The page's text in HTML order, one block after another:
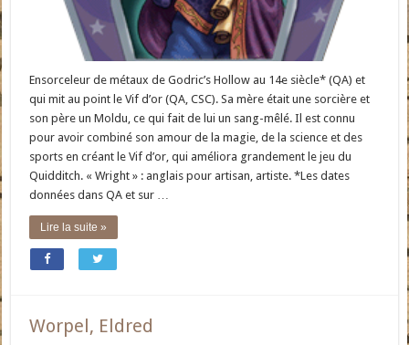
Ensorceleur de métaux de Godric’s Hollow au 14e siècle* (QA) et
qui mit au point le Vif d’or (QA, CSC). Sa mère était une sorcière et
son père un Moldu, ce qui fait de lui un sang-mêlé. Il est connu
pour avoir combiné son amour de la magie, de la science et des
sports en créant le Vif d’or, qui améliora grandement le jeu du
Quidditch. « Wright » : anglais pour artisan, artiste. *Les dates
données dans QA et sur …
Lire la suite »
Worpel, Eldred